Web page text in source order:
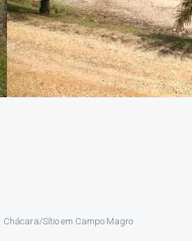
Chácara/Sítio em Campo Magro